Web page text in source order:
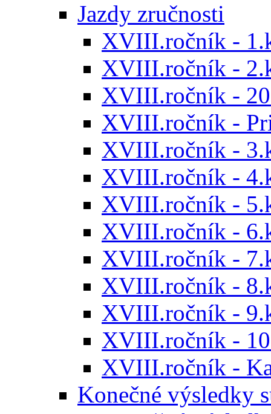
Jazdy zručnosti
XVIII.ročník -
XVIII.ročník -
XVIII.ročník -
XVIII.ročník -
XVIII.ročník -
XVIII.ročník -
XVIII.ročník -
XVIII.ročník -
XVIII.ročník -
XVIII.ročník -
XVIII.ročník -
XVIII.ročník -
XVIII.ročník -
Konečné výsledky